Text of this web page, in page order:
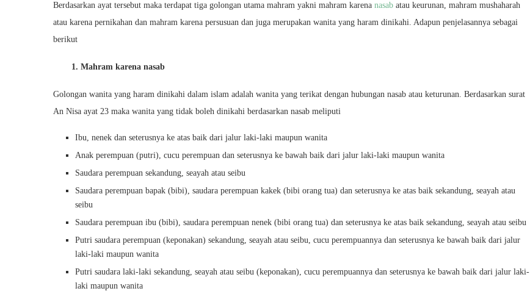
Berdasarkan ayat tersebut maka terdapat tiga golongan utama mahram yakni mahram karena nasab atau keurunan, mahram mushaharah
atau karena pernikahan dan mahram karena persusuan dan juga merupakan wanita yang haram dinikahi. Adapun penjelasannya sebagai
berikut
1. Mahram karena nasab
Golongan wanita yang haram dinikahi dalam islam adalah wanita yang terikat dengan hubungan nasab atau keturunan. Berdasarkan surat
An Nisa ayat 23 maka wanita yang tidak boleh dinikahi berdasarkan nasab meliputi
Ibu, nenek dan seterusnya ke atas baik dari jalur laki-laki maupun wanita
Anak perempuan (putri), cucu perempuan dan seterusnya ke bawah baik dari jalur laki-laki maupun wanita
Saudara perempuan sekandung, seayah atau seibu
Saudara perempuan bapak (bibi), saudara perempuan kakek (bibi orang tua) dan seterusnya ke atas baik sekandung, seayah atau
seibu
Saudara perempuan ibu (bibi), saudara perempuan nenek (bibi orang tua) dan seterusnya ke atas baik sekandung, seayah atau seibu
Putri saudara perempuan (keponakan) sekandung, seayah atau seibu, cucu perempuannya dan seterusnya ke bawah baik dari jalur
laki-laki maupun wanita
Putri saudara laki-laki sekandung, seayah atau seibu (keponakan), cucu perempuannya dan seterusnya ke bawah baik dari jalur laki-
laki maupun wanita